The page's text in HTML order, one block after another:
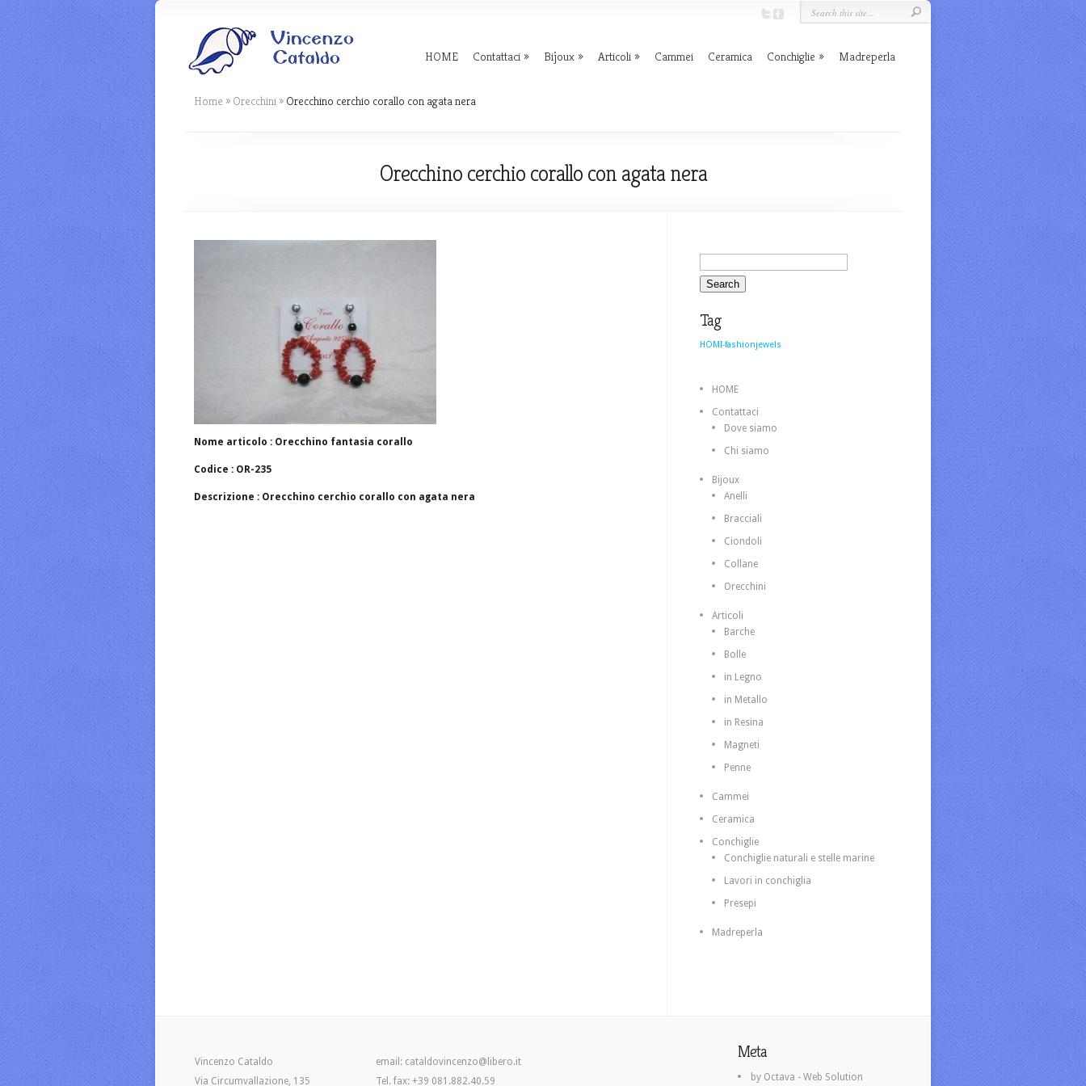
HOME Contattaci Bijoux Articoli Cammei Ceramica Conchiglie Madreperla
Home » Orecchini » Orecchino cerchio corallo con agata nera
Orecchino cerchio corallo con agata nera
Nome articolo : Orecchino fantasia corallo
Codice : OR-235
Descrizione : Orecchino cerchio corallo con agata nera
Tag
HOMI-fashionjewels
HOME
Contattaci
Dove siamo
Chi siamo
Bijoux
Anelli
Bracciali
Ciondoli
Collane
Orecchini
Articoli
Barche
Bolle
in Legno
in Metallo
in Resina
Magneti
Penne
Cammei
Ceramica
Conchiglie
Conchiglie naturali e stelle marine
Lavori in conchiglia
Presepi
Madreperla
Vincenzo Cataldo
Via Circumvallazione, 135
email: cataldovincenzo@libero.it
Tel. fax: +39 081.882.40.59
Meta
by Octava - Web Solution